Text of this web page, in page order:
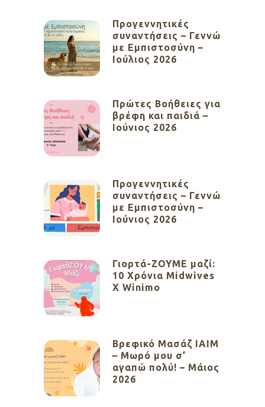
Προγεννητικές
συναντήσεις – Γεννώ
με Εμπιστοσύνη –
Ιούλιος 2026
Πρώτες Βοήθειες για
βρέφη και παιδιά –
Ιούνιος 2026
Προγεννητικές
συναντήσεις – Γεννώ
με Εμπιστοσύνη –
Ιούνιος 2026
Γιορτά-ΖΟΥΜΕ μαζί:
10 Χρόνια Midwives
X Winimo
Βρεφικό Μασάζ ΙΑΙΜ
– Μωρό μου σ’
αγαπώ πολύ! – Μάιος
2026